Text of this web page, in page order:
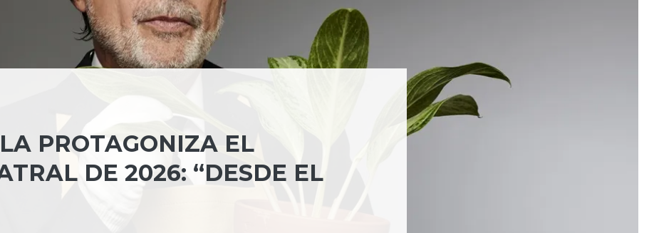
PROTAGONIZA EL
DE 2026: “DESDE EL